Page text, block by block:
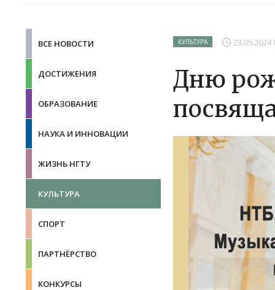
ВСЕ НОВОСТИ
ДОСТИЖЕНИЯ
ОБРАЗОВАНИЕ
НАУКА И ИННОВАЦИИ
ЖИЗНЬ НГТУ
КУЛЬТУРА
СПОРТ
ПАРТНЁРСТВО
КОНКУРСЫ
КУЛЬТУРА 23.05.2024
Дню